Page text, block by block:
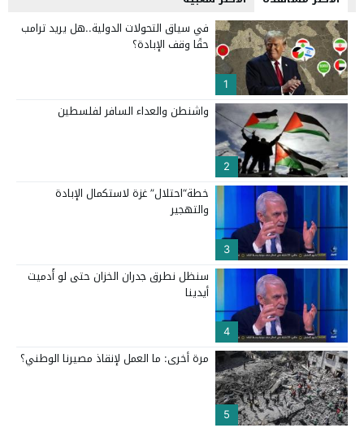
1
في سياق التحولات الدولية..هل يريد ترامب
حقًا وقف الإبادة؟
2
واشنطن والعداء السافر لفلسطين
3
خطة“احتلال” غزة لاستكمال الإبادة
والتهجير
4
سنظل نطرق جدران الخزان حتى لو أُدميت
أيدينا
5
مرة أخرى: ما العمل لإنقاذ مصيرنا الوطني؟